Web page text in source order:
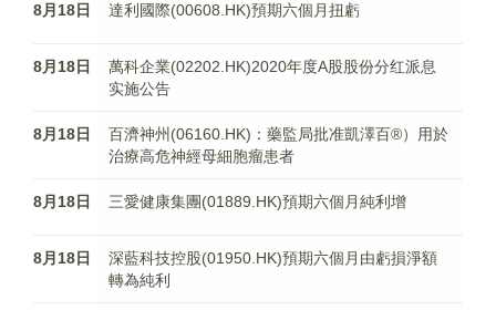
8月18日 達利國際(00608.HK)預期六個月扭虧
8月18日
萬科企業(02202.HK)2020年度A股股份分红派息
实施公告
8月18日
百濟神州(06160.HK)：藥監局批准凱澤百®）用於
治療高危神經母細胞瘤患者
8月18日 三愛健康集團(01889.HK)預期六個月純利增
8月18日
深藍科技控股(01950.HK)預期六個月由虧損淨額
轉為純利